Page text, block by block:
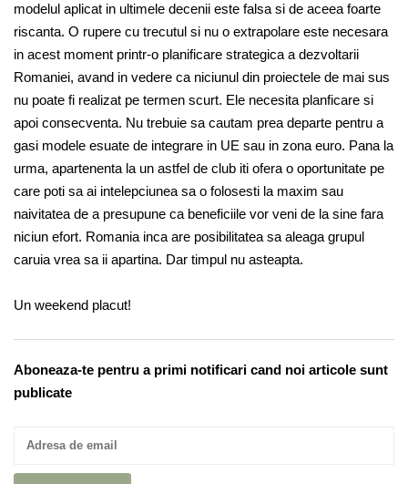
modelul aplicat in ultimele decenii este falsa si de aceea foarte
riscanta. O rupere cu trecutul si nu o extrapolare este necesara
in acest moment printr-o planificare strategica a dezvoltarii
Romaniei, avand in vedere ca niciunul din proiectele de mai sus
nu poate fi realizat pe termen scurt. Ele necesita planficare si
apoi consecventa. Nu trebuie sa cautam prea departe pentru a
gasi modele esuate de integrare in UE sau in zona euro. Pana la
urma, apartenenta la un astfel de club iti ofera o oportunitate pe
care poti sa ai intelepciunea sa o folosesti la maxim sau
naivitatea de a presupune ca beneficiile vor veni de la sine fara
niciun efort. Romania inca are posibilitatea sa aleaga grupul
caruia vrea sa ii apartina. Dar timpul nu asteapta.
Un weekend placut!
Aboneaza-te pentru a primi notificari cand noi articole sunt
publicate